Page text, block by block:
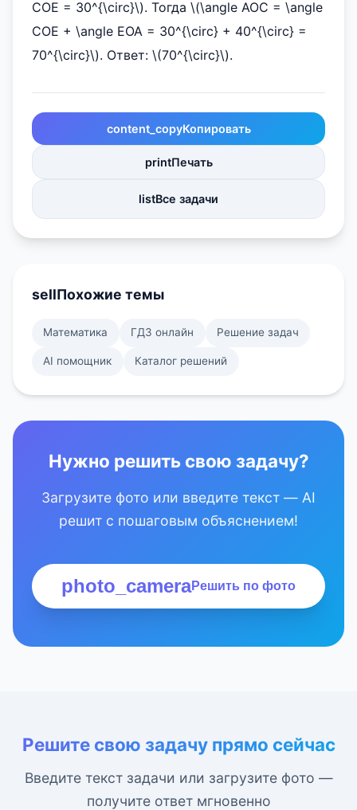
COE = 30^{\circ}\). Тогда \(\angle AOC = \angle
COE + \angle EOA = 30^{\circ} + 40^{\circ} =
70^{\circ}\). Ответ: \(70^{\circ}\).
content_copyКопировать
printПечать
listВсе задачи
sellПохожие темы
Математика ГДЗ онлайн Решение задач
AI помощник Каталог решений
Нужно решить свою задачу?
Загрузите фото или введите текст — AI
решит с пошаговым объяснением!
photo_cameraРешить по фото
Решите свою задачу прямо сейчас
Введите текст задачи или загрузите фото —
получите ответ мгновенно